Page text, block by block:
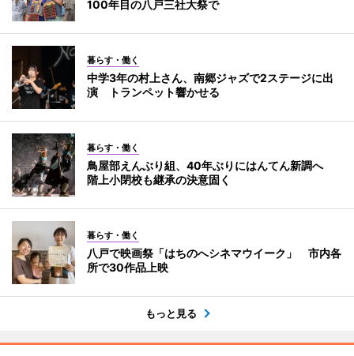
100年目の八戸三社大祭で
暮らす・働く
中学3年の村上さん、南郷ジャズで2ステージに出
演 トランペット響かせる
暮らす・働く
鳥屋部えんぶり組、40年ぶりにはんてん新調へ
階上小閉校も継承の決意固く
暮らす・働く
八戸で映画祭「はちのへシネマウイーク」 市内各
所で30作品上映
もっと見る